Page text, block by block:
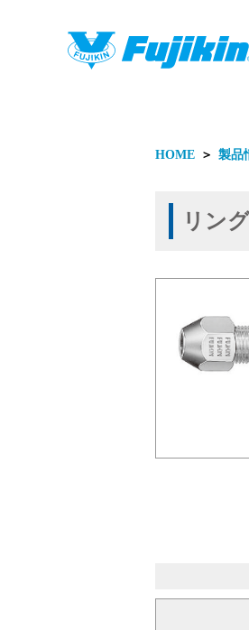
製品情
バルブ・継手・シ
ダウン
製品
HOME ＞ 製品
リン